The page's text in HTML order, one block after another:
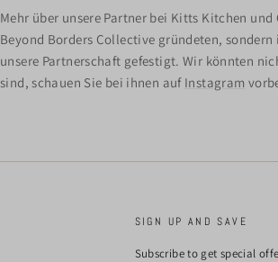
Mehr über unsere Partner bei Kitts Kitchen
Beyond Borders Collective gründeten,
unsere Partnerschaft gefestigt. Wir könnten
sind, schauen Sie bei ihnen auf Instagram
SIGN UP AND SAVE
Subscribe to get special